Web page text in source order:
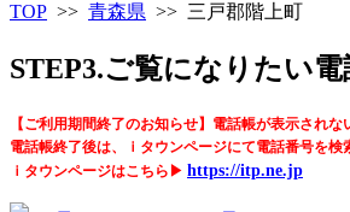
TOP >> 青森県 >> 三戸郡階上町
STEP3.ご覧になりたい
【ご利用期間終了のお知らせ】電話帳が表示され
電話帳終了後は、ｉタウンページにて電話番号を検
ｉタウンページはこちら▶ https://itp.ne.jp